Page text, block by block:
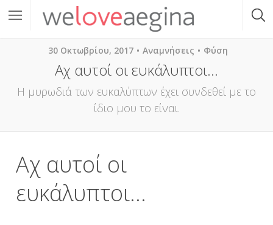
30 Οκτωβρίου, 2017 Αναμνήσεις Φύση
Αχ αυτοί οι ευκάλυπτοι…
Η μυρωδιά των ευκαλύπτων έχει συνδεθεί με το
ίδιο μου το είναι.
Αχ αυτοί οι
ευκάλυπτοι…